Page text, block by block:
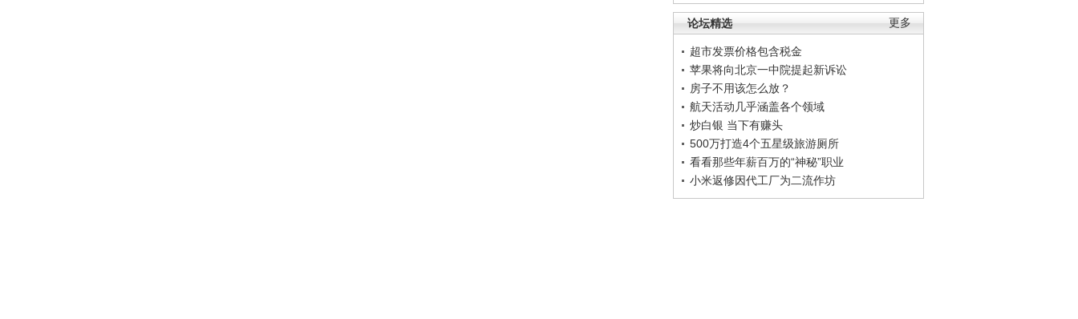
更多
论坛精选
超市发票价格包含税金
苹果将向北京一中院提起新诉讼
房子不用该怎么放？
航天活动几乎涵盖各个领域
炒白银 当下有赚头
500万打造4个五星级旅游厕所
看看那些年薪百万的“神秘”职业
小米返修因代工厂为二流作坊